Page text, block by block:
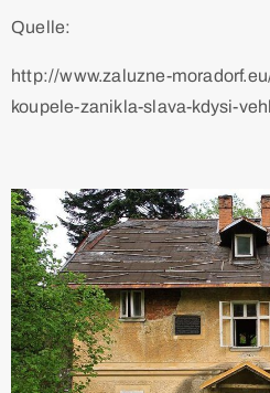
Quelle:
http://www.zaluzne-
koupele-zanikla-slava-kdysi-